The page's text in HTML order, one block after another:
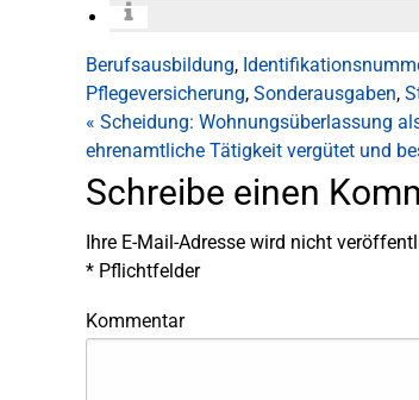
Berufsausbildung,
Pflegeversicherung, Sonderausgaben,
« Scheidung: Wohnungsüberlassung
ehrenamtliche Tätigkeit vergütet und
Schreibe einen
Ihre E-Mail-Adresse wird nicht
* Pflichtfelder
Kommentar